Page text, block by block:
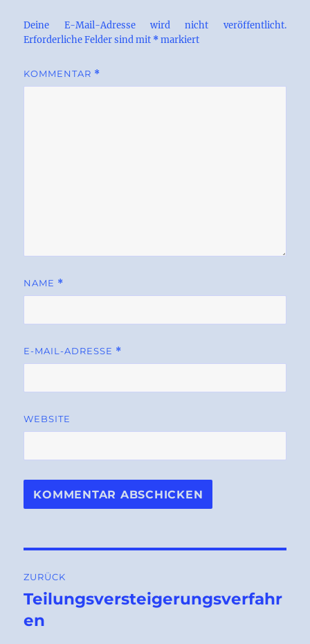
Deine E-Mail-Adresse wird nicht veröffentlicht.
Erforderliche Felder sind mit *markiert
KOMMENTAR *
NAME *
E-MAIL-ADRESSE *
WEBSITE
ZURÜCK
Vorheriger
Beitrag:
Teilungsversteigerungsverfahr
en